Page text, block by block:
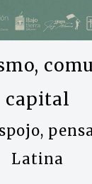
capital
Latina